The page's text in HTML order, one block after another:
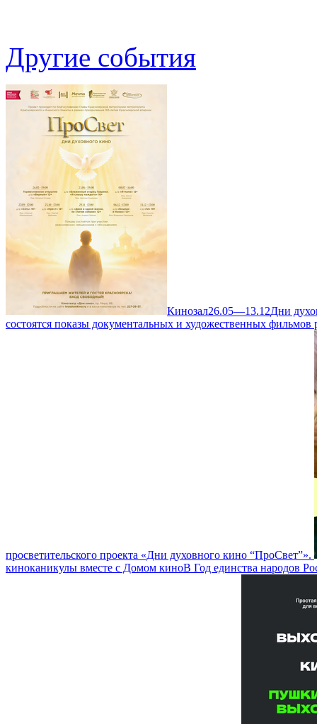
Другие события
Кинозал26.05—13.12Дни
состоятся показы документальных и художественных
просветительского проекта «Дни духовного кино “ПроСвет”».
киноканикулы вместе с Домом киноВ Год единства народов